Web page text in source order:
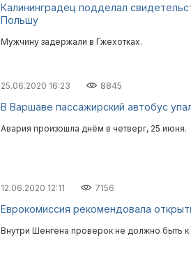
Калининградец подделал
Польшу
Мужчину задержали в Гжехотках.
25.06.2020 16:23 8845
В Варшаве пассажирский автобус
Авария произошла днём в четверг, 25 июня.
12.06.2020 12:11 7156
Еврокомиссия рекомендовала
Внутри Шенгена проверок не должно быть к